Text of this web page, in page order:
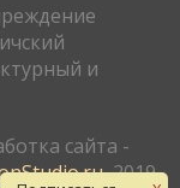
и
сайта -
, 2019